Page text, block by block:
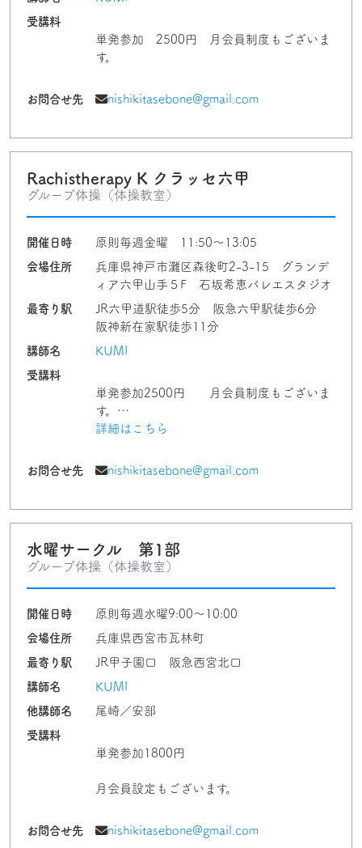
受講料
単発参加 2500円 月会員制度もございま
す。
お問合せ先 nishikitasebone@gmail.com
Rachistherapy K クラッセ六甲
グループ体操（体操教室）
開催日時
原則毎週金曜 11:50～13:05
会場住所
兵庫県神戸市灘区森後町2-3-15 グランデ
ィア六甲山手５F 石坂希恵バレエスタジオ
最寄り駅
JR六甲道駅徒歩5分 阪急六甲駅徒歩6分
阪神新在家駅徒歩11分
講師名
KUMI
受講料
単発参加2500円 月会員制度もございま
す。…
詳細はこちら
お問合せ先 nishikitasebone@gmail.com
水曜サークル 第1部
グループ体操（体操教室）
開催日時
原則毎週水曜9:00～10:00
会場住所
兵庫県西宮市瓦林町
最寄り駅
JR甲子園口 阪急西宮北口
講師名
KUMI
他講師名
尾崎／安部
受講料
単発参加1800円
月会員設定もございます。
お問合せ先
nishikitasebone@gmail.com